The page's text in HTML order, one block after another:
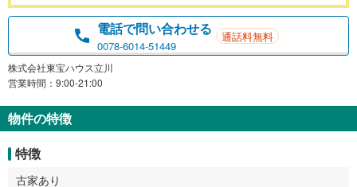
電話で問い合わせる
0078-6014-51449
通話料無料
株式会社東宝ハウス立川
営業時間：9:00-21:00
物件の特徴
特徴
古家あり